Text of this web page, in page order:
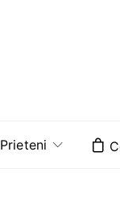
Prieteni